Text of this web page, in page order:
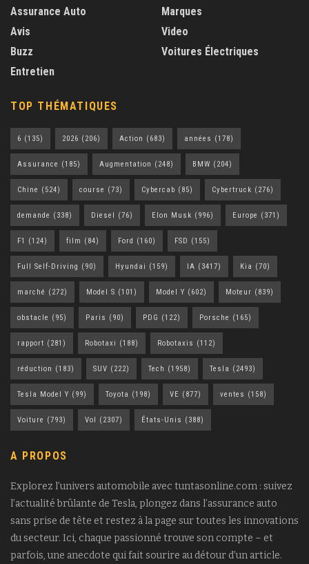
Assurance Auto
Avis
Buzz
Entretien
Marques
Video
Voitures Électriques
TOP THÉMATIQUES
6 (135) 2026 (206) Action (683) années (178)
Assurance (185) Augmentation (248) BMW (204)
Chine (524) course (73) Cybercab (85) Cybertruck (276)
demande (338) Diesel (76) Elon Musk (996) Europe (371)
F1 (124) film (84) Ford (160) FSD (155)
Full Self-Driving (90) Hyundai (159) IA (3417) Kia (70)
marché (272) Model S (101) Model Y (602) Moteur (839)
obstacle (95) Paris (90) PDG (122) Porsche (165)
rapport (281) Robotaxi (188) Robotaxis (112)
réduction (183) SUV (222) Tech (1958) Tesla (2493)
Tesla Model Y (99) Toyota (198) VE (877) ventes (158)
Voiture (793) Vol (2307) États-Unis (388)
A PROPOS
Explorez l’univers automobile avec tuntasonline.com : suivez
l’actualité brûlante de Tesla, plongez dans l’assurance auto
sans prise de tête et restez à la page sur toutes les innovations
du secteur. Ici, chaque passionné trouve son compte – et
parfois, une anecdote qui fait sourire au détour d’un article.